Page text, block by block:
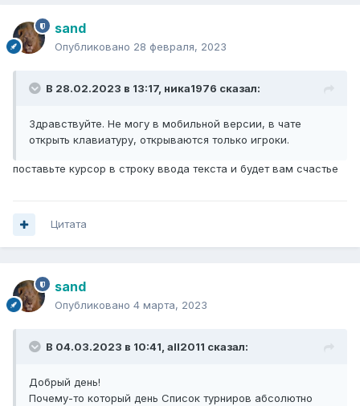
sand
Опубликовано 28 февраля, 2023
В 28.02.2023 в 13:17, ника1976 сказал:
Здравствуйте. Не могу в мобильной версии, в чате
открыть клавиатуру, открываются только игроки.
поставьте курсор в строку ввода текста и будет вам счастье
Цитата
sand
Опубликовано 4 марта, 2023
В 04.03.2023 в 10:41, all2011 сказал:
Добрый день!
Почему-то который день Список турниров абсолютно